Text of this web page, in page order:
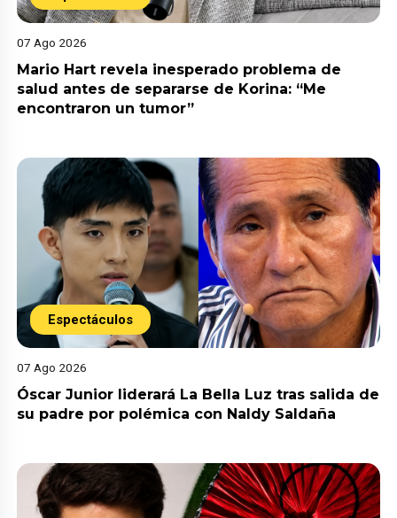
07 Ago 2026
Mario Hart revela inesperado problema de
salud antes de separarse de Korina: “Me
encontraron un tumor”
Espectáculos
07 Ago 2026
Óscar Junior liderará La Bella Luz tras salida de
su padre por polémica con Naldy Saldaña